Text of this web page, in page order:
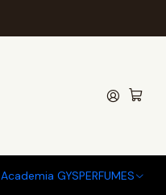
Academia GYSPERFUMES